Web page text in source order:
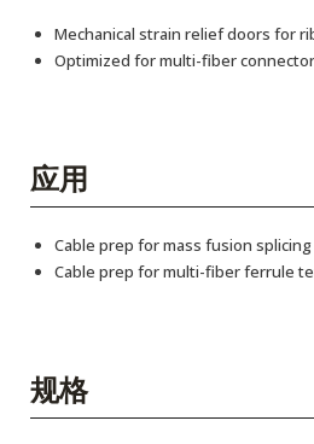
Mechanical strain relief doors for
Optimized for multi-fiber
应用
Cable prep for mass fusion splicing
Cable prep for multi-fiber ferrule
规格